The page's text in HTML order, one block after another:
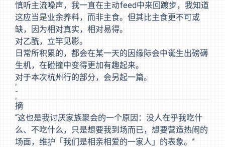
慎听主流噪声，我一直在主动feed中来回踱步，我知道
这应当是业余养料，而非主食。但其比主食更不可或
缺，因为相对真实，相对易得。
对乙酰，立竿见影。
日常所积累的，都会在某一天的因缘际会中诞生出磅礴
生机，在碰撞中变得更加有趣起来。
对于本次杭州行的部分，会另起一篇。
-
摘
“这也是我讨厌家族聚会的一个原因：没人在乎我吃什
么、不吃什么，只是想要我到场而已，想要营造热闹的
场面，维护「我们是相亲相爱的一家人」的表象。”